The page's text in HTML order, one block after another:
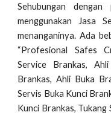
Sehubungan
menggunakan Jasa
menanganinya. Ada
“Profesional Safes
Service Brankas,
Brankas, Ahli Buka
Servis Buka Kunci
Kunci Brankas, Tukang